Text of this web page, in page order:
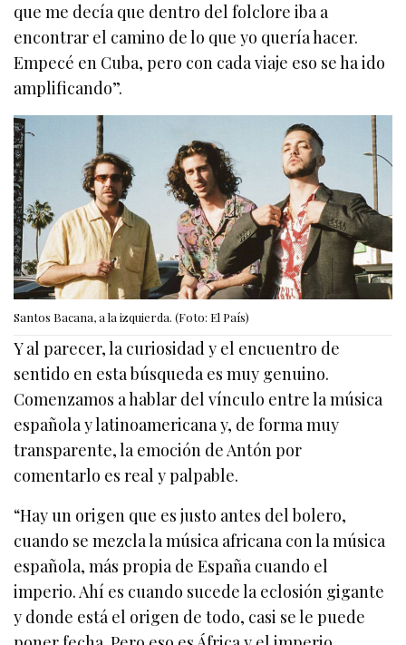
que me decía que dentro del folclore iba a
encontrar el camino de lo que yo quería hacer.
Empecé en Cuba, pero con cada viaje eso se ha ido
amplificando”.
Santos Bacana, a la izquierda. (Foto: El País)
Y al parecer, la curiosidad y el encuentro de
sentido en esta búsqueda es muy genuino.
Comenzamos a hablar del vínculo entre la música
española y latinoamericana y, de forma muy
transparente, la emoción de Antón por
comentarlo es real y palpable.
“Hay un origen que es justo antes del bolero,
cuando se mezcla la música africana con la música
española, más propia de España cuando el
imperio. Ahí es cuando sucede la eclosión gigante
y donde está el origen de todo, casi se le puede